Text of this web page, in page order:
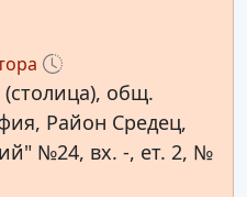
общ.
Район Средец,
№24, вх. -, ет. 2, №